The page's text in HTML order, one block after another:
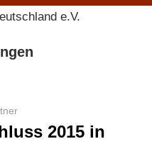
2015 in